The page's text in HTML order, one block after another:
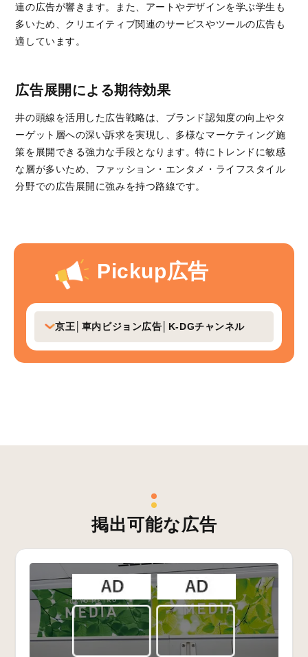
連の広告が響きます。また、アートやデザインを学ぶ学生も
多いため、クリエイティブ関連のサービスやツールの広告も
適しています。
広告展開による期待効果
井の頭線を活用した広告戦略は、ブランド認知度の向上やタ
ーゲット層への深い訴求を実現し、多様なマーケティング施
策を展開できる強力な手段となります。特にトレンドに敏感
な層が多いため、ファッション・エンタメ・ライフスタイル
分野での広告展開に強みを持つ路線です。
Pickup広告
京王│車内ビジョン広告│K-DGチャンネル
掲出可能な広告